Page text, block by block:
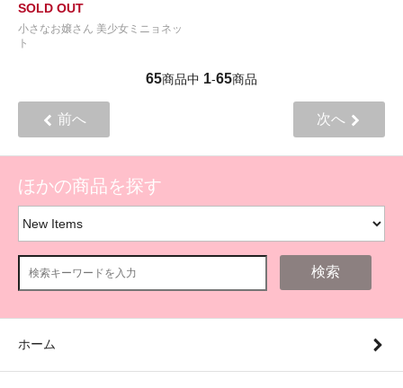
SOLD OUT
小さなお嬢さん 美少女ミニョネッ
ト
65商品中 1-65商品
前へ 次へ
ほかの商品を探す
検索
ホーム